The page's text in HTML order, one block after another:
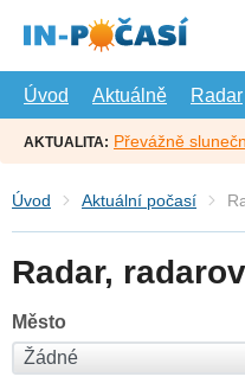
hlavní
Úvod
Aktuálně Radar
AKTUALITA: Převážně
Úvod Aktuální počasí
Radar,
Město